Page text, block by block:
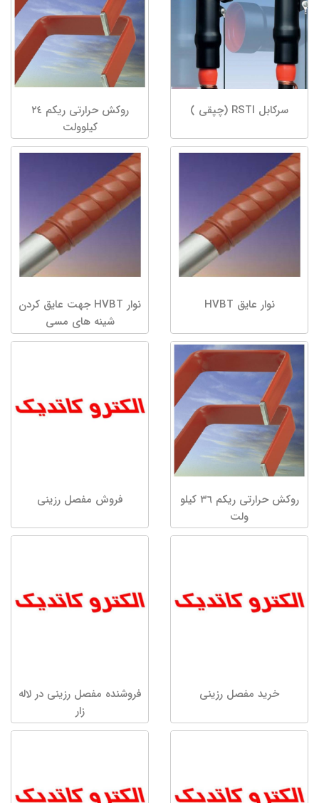
سرکابل RSTI (چپقی )
روکش حرارتی ریکم ٢٤
کیلوولت
نوار عایق HVBT
نوار HVBT جهت عایق کردن
شینه های مسی
روکش حرارتی ریکم ٣٦ کیلو
ولت
فروش مفصل رزینی
خرید مفصل رزینی
فروشنده مفصل رزینی در لاله
زار